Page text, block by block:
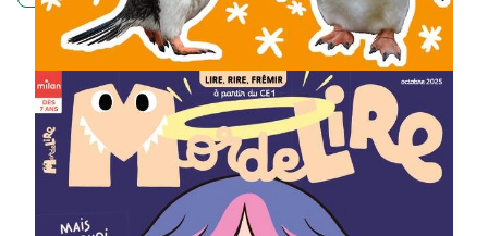
À quoi ressemble un
abonnement à un
magazine MordeLIRE ?